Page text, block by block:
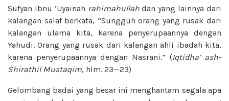
Sufyan Ibnu ‘Uyainah rahimahullahdan yang lainnya dari
kalangan salaf berkata, “Sungguh orang yang rusak dari
kalangan ulama kita, karena penyerupaannya dengan
Yahudi. Orang yang rusak dari kalangan ahli ibadah kita,
karena penyerupaannya dengan Nasrani.” (Iqtidha’ ash-
Shirathil Mustaqim, hlm. 23—23)
Gelombang badai yang besar ini menghantam segala apa